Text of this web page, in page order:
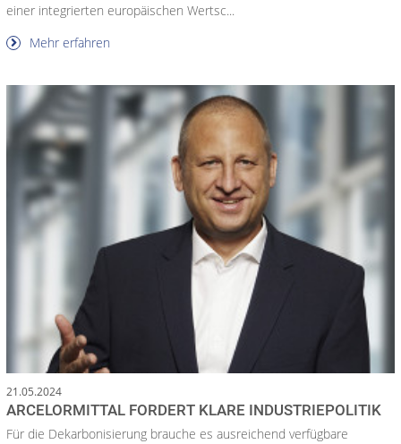
einer integrierten europäischen Wertsc...
Mehr erfahren
21.05.2024
ARCELORMITTAL FORDERT KLARE INDUSTRIEPOLITIK
Für die Dekarbonisierung brauche es ausreichend verfügbare